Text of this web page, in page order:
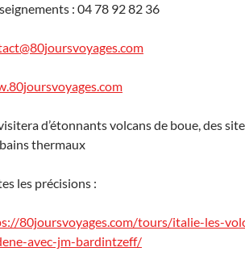
: 04 78 92 82 36
d’étonnants volcans de boue, des
thermaux
les précisions :
80joursvoyages.com/tours/italie-les-
avec-jm-bardintzeff/